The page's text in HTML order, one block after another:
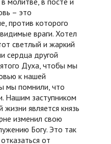
– это
против которого
враги. Хотел
светлый и жаркий
сердца другой
Духа, чтобы мы
к нашей
мы помнили, что
Нашим заступником
является князь
изменил свою
Богу. Это так
от